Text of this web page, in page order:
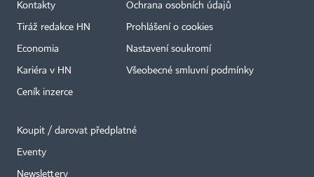
Kontakty
Tiráž redakce HN
Economia
Kariéra v HN
Ceník inzerce
Ochrana osobních údajů
Prohlášení o cookies
Nastavení soukromí
Všeobecné smluvní podmínky
Koupit / darovat předplatné
Eventy
Newslettery